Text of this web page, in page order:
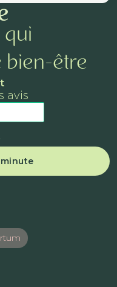
qui
bien-être
avis